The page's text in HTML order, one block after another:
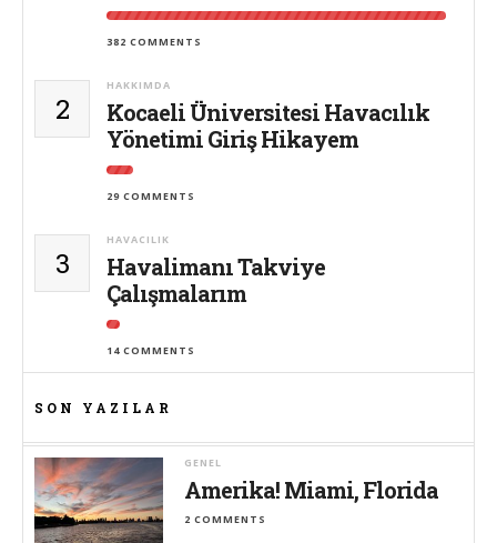
382 COMMENTS
2
HAKKIMDA
Kocaeli Üniversitesi Havacılık
Yönetimi Giriş Hikayem
29 COMMENTS
3
HAVACILIK
Havalimanı Takviye
Çalışmalarım
14 COMMENTS
SON YAZILAR
GENEL
Amerika! Miami, Florida
2 COMMENTS